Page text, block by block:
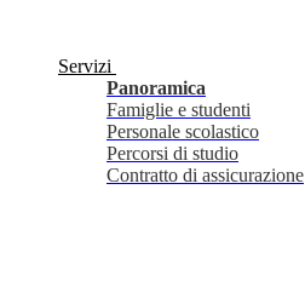
Servizi
Panoramica
Famiglie e studenti
Personale scolastico
Percorsi di studio
Contratto di assicurazione